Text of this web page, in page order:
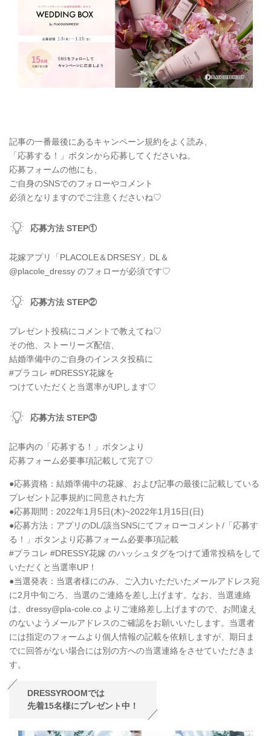
記事の一番最後にあるキャンペーン規約をよく読み、
「応募する！」ボタンから応募してくださいね。
応募フォームの他にも、
ご自身のSNSでのフォローやコメント
必須となりますのでご注意くださいね♡
応募方法 STEP①
花嫁アプリ「PLACOLE＆DRSESY」DL＆
@placole_dressy のフォローが必須です♡
応募方法 STEP②
プレゼント投稿にコメントで教えてね♡
その他、ストーリーズ配信、
結婚準備中のご自身のインスタ投稿に
#プラコレ #DRESSY花嫁を
つけていただくと当選率がUPします♡
応募方法 STEP③
記事内の「応募する！」ボタンより
応募フォーム必要事項記載して完了♡
●応募資格：結婚準備中の花嫁、および記事の最後に記載している
プレゼント記事規約に同意された方
●応募期間：2022年1月5日(木)~2022年1月15日(日)
●応募方法：アプリのDL/該当SNSにてフォローコメント/「応募す
る！」ボタンより応募フォーム必要事項記載
#プラコレ #DRESSY花嫁 のハッシュタグをつけて通常投稿をして
いただくと当選率UP！
●当選発表：当選者様にのみ、ご入力いただいたメールアドレス宛
に2月中旬ごろ、当選のご連絡を差し上げます。なお、当選連絡
は、dressy@pla-cole.co よりご連絡差し上げますので、お間違え
のないようメールアドレスのご確認をお願いいたします。当選者
には指定のフォームより個人情報の記載を依頼しますが、期日ま
でに回答がない場合には別の方への当選連絡をさせていただきま
す。
DRESSYROOMでは
先着15名様にプレゼント中！